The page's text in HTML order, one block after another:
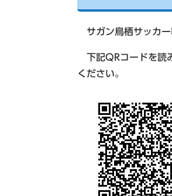
サガン鳥栖サッカー
下記QRコードを読
ください。